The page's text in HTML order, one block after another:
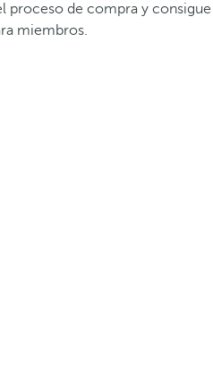
proceso de compra y consigue
miembros.